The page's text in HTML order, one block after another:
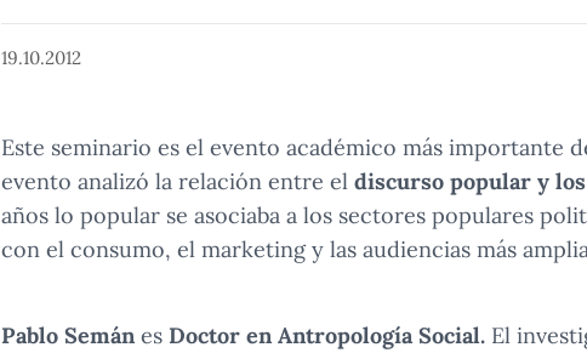
19.10.2012
Este seminario es el evento académico más importante
evento analizó la relación entre el discurso popular y
años lo popular se asociaba a los sectores populares
con el consumo, el marketing y las audiencias más
Pablo Semán es Doctor en Antropología Social. El